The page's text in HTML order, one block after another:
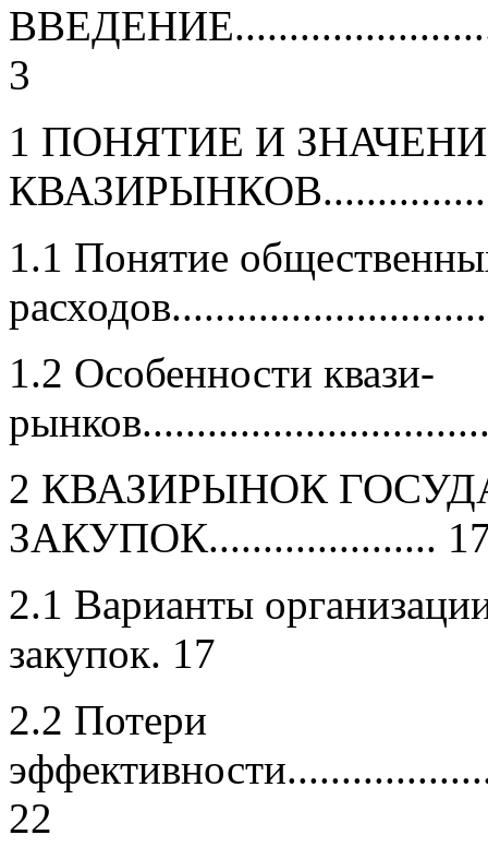
3
1 ПОНЯТИЕ И
1.1 Понятие
1.2 Особенности квази-
2 КВАЗИРЫНОК
ЗАКУПОК.....................
2.1 Варианты
закупок. 17
2.2 Потери
22